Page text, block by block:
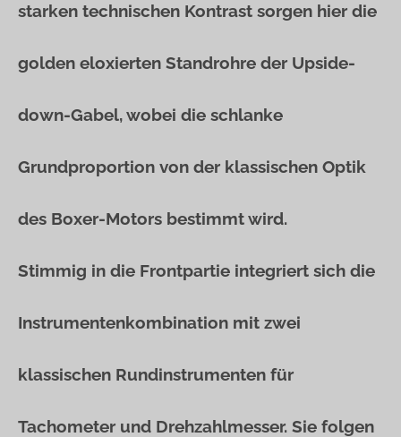
starken technischen Kontrast sorgen hier die
golden eloxierten Standrohre der Upside-
down-Gabel, wobei die schlanke
Grundproportion von der klassischen Optik
des Boxer-Motors bestimmt wird.
Stimmig in die Frontpartie integriert sich die
Instrumentenkombination mit zwei
klassischen Rundinstrumenten für
Tachometer und Drehzahlmesser. Sie folgen